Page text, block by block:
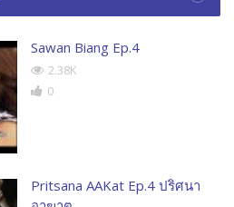
Sawan Biang Ep.4
2.38K
0
Pritsana AAKat Ep.4 ปริศนา